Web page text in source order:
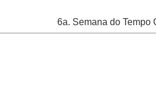
6a. Semana do Tempo